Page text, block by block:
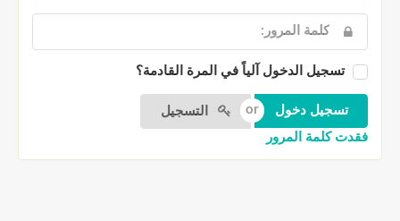
تسجيل الدخول آلياً في المرة القادمة؟
التسجيل
فقدت كلمة المرور